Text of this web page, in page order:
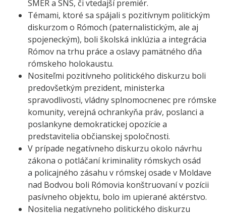
SMER a SNS, či vtedajší premiér.
Témami, ktoré sa spájali s pozitívnym politickým
diskurzom o Rómoch (paternalistickým, ale aj
spojeneckým), boli školská inklúzia a integrácia
Rómov na trhu práce a oslavy pamätného dňa
rómskeho holokaustu.
Nositeľmi pozitívneho politického diskurzu boli
predovšetkým prezident, ministerka
spravodlivosti, vládny splnomocnenec pre rómske
komunity, verejná ochrankyňa práv, poslanci a
poslankyne demokratickej opozície a
predstavitelia občianskej spoločnosti.
V prípade negatívneho diskurzu okolo návrhu
zákona o potláčaní kriminality rómskych osád
a policajného zásahu v rómskej osade v Moldave
nad Bodvou boli Rómovia konštruovaní v pozícii
pasívneho objektu, bolo im upierané aktérstvo.
Nositelia negatívneho politického diskurzu